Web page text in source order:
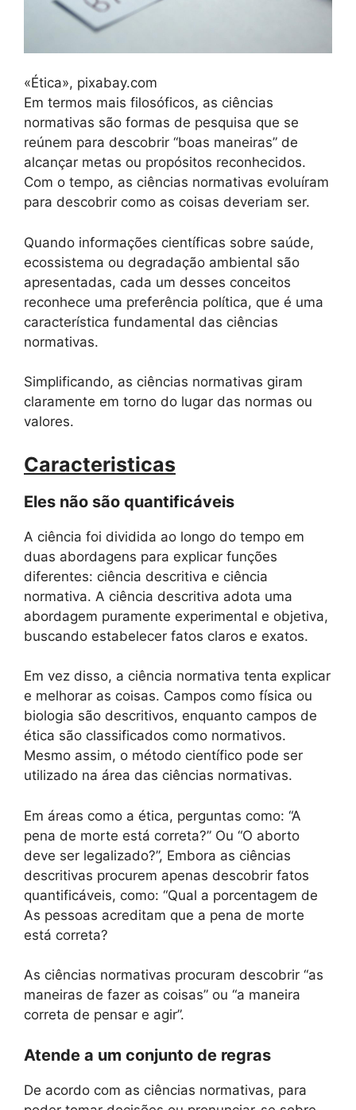
«Ética», pixabay.com
Em termos mais filosóficos, as ciências
normativas são formas de pesquisa que se
reúnem para descobrir “boas maneiras” de
alcançar metas ou propósitos reconhecidos.
Com o tempo, as ciências normativas evoluíram
para descobrir como as coisas deveriam ser.
Quando informações científicas sobre saúde,
ecossistema ou degradação ambiental são
apresentadas, cada um desses conceitos
reconhece uma preferência política, que é uma
característica fundamental das ciências
normativas.
Simplificando, as ciências normativas giram
claramente em torno do lugar das normas ou
valores.
Caracteristicas
Eles não são quantificáveis
A ciência foi dividida ao longo do tempo em
duas abordagens para explicar funções
diferentes: ciência descritiva e ciência
normativa. A ciência descritiva adota uma
abordagem puramente experimental e objetiva,
buscando estabelecer fatos claros e exatos.
Em vez disso, a ciência normativa tenta explicar
e melhorar as coisas. Campos como física ou
biologia são descritivos, enquanto campos de
ética são classificados como normativos.
Mesmo assim, o método científico pode ser
utilizado na área das ciências normativas.
Em áreas como a ética, perguntas como: “A
pena de morte está correta?” Ou “O aborto
deve ser legalizado?”, Embora as ciências
descritivas procurem apenas descobrir fatos
quantificáveis, como: “Qual a porcentagem de
As pessoas acreditam que a pena de morte
está correta?
As ciências normativas procuram descobrir “as
maneiras de fazer as coisas” ou “a maneira
correta de pensar e agir”.
Atende a um conjunto de regras
De acordo com as ciências normativas, para